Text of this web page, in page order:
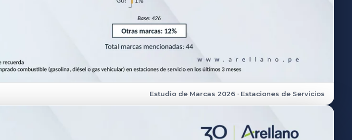
Estudio de Marcas 2026 · Estaciones de Servicios